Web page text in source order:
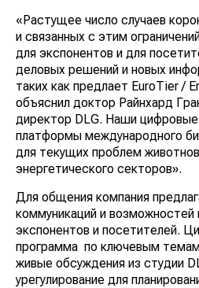
«Растущее число случаев
и связанных с этим
для экспонентов и для
деловых решений и новых
таких как предлает EuroTier /
объяснил доктор Райнхард
директор DLG. Наши
платформы международного
для текущих проблем
энергетического секторов».
Для общения компания
коммуникаций и возможностей
экспонентов и посетителей.
программа по ключевым
живые обсуждения из студии
урегулирование для